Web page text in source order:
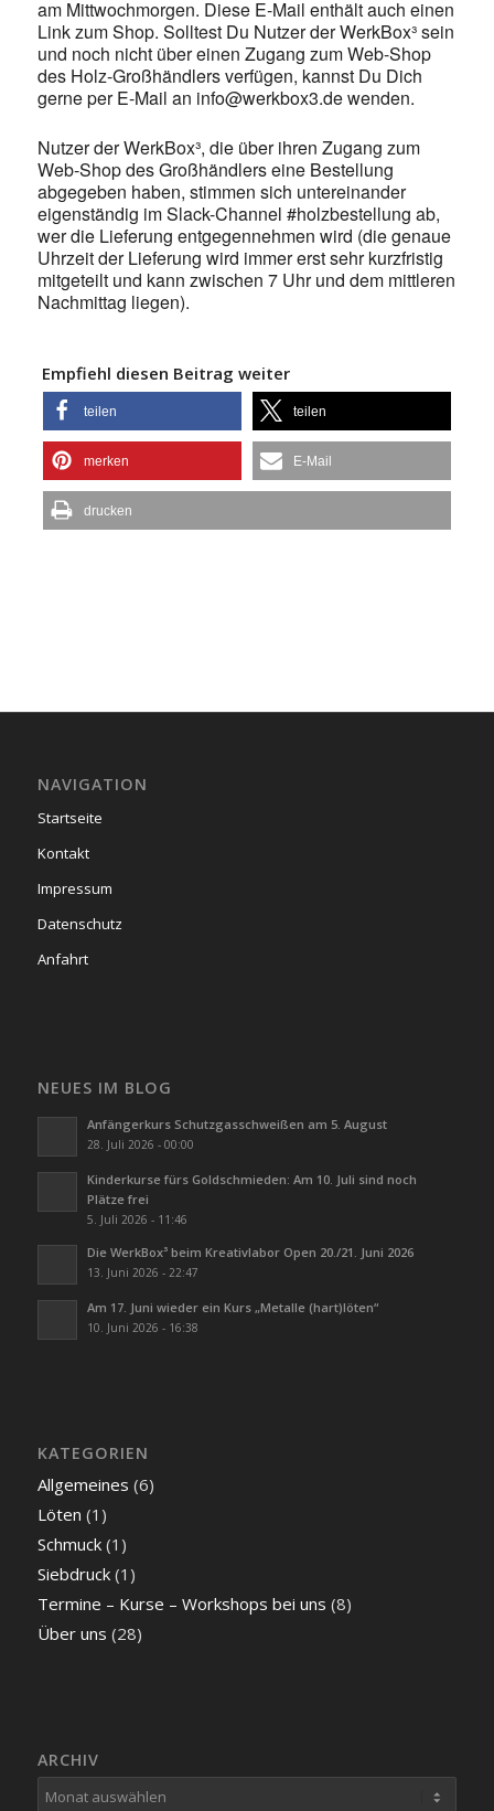
am Mittwochmorgen. Diese E-Mail enthält auch einen
Link zum Shop. Solltest Du Nutzer der WerkBox³ sein
und noch nicht über einen Zugang zum Web-Shop
des Holz-Großhändlers verfügen, kannst Du Dich
gerne per E-Mail an info@werkbox3.de wenden.
Nutzer der WerkBox³, die über ihren Zugang zum
Web-Shop des Großhändlers eine Bestellung
abgegeben haben, stimmen sich untereinander
eigenständig im Slack-Channel #holzbestellung ab,
wer die Lieferung entgegennehmen wird (die genaue
Uhrzeit der Lieferung wird immer erst sehr kurzfristig
mitgeteilt und kann zwischen 7 Uhr und dem mittleren
Nachmittag liegen).
Empfiehl diesen Beitrag weiter
teilen teilen
merken E-Mail
drucken
NAVIGATION
Startseite
Kontakt
Impressum
Datenschutz
Anfahrt
NEUES IM BLOG
Anfängerkurs Schutzgasschweißen am 5. August
28. Juli 2026 - 00:00
Kinderkurse fürs Goldschmieden: Am 10. Juli sind noch
Plätze frei
5. Juli 2026 - 11:46
Die WerkBox³ beim Kreativlabor Open 20./21. Juni 2026
13. Juni 2026 - 22:47
Am 17. Juni wieder ein Kurs „Metalle (hart)löten“
10. Juni 2026 - 16:38
KATEGORIEN
Allgemeines (6)
Löten (1)
Schmuck(1)
Siebdruck(1)
Termine – Kurse – Workshops bei uns (8)
Über uns (28)
ARCHIV